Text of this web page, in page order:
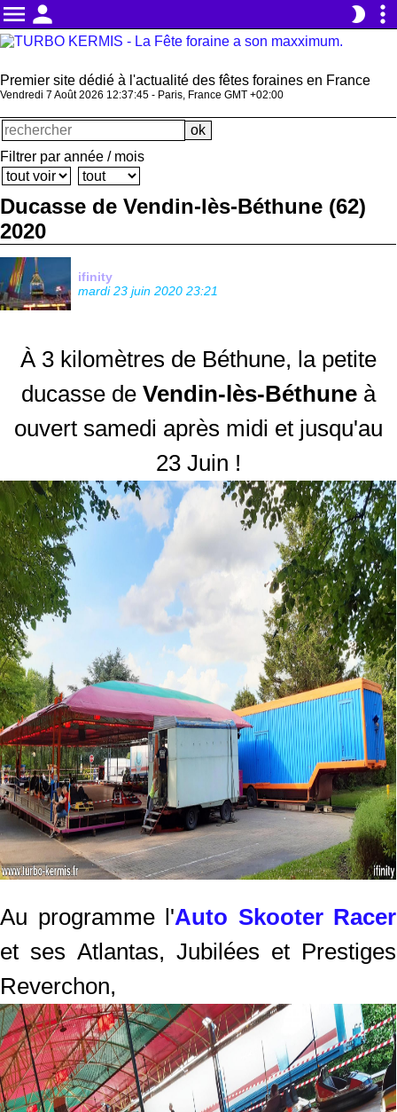
menu person brightness_2 more_vert
Premier site dédié à l'actualité des fêtes foraines en France
Vendredi 7 Août 2026 12:37:46 - Paris, France GMT +02:00
Filtrer par année / mois
Ducasse de Vendin-lès-Béthune (62)
2020
ifinity
mardi 23 juin 2020 23:21
À 3 kilomètres de Béthune, la petite
ducasse de Vendin-lès-Béthuneà
ouvert samedi après midi et jusqu'au
23 Juin !
Au programme l'Auto Skooter Racer
et ses Atlantas, Jubilées et Prestiges
Reverchon,